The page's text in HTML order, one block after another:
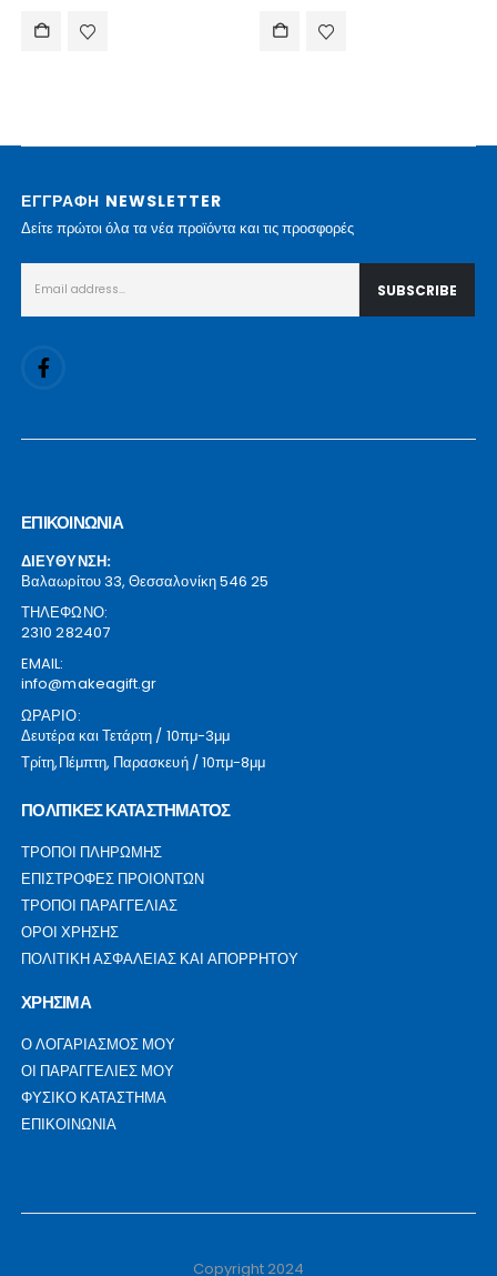
ΕΓΓΡΑΦΗ NEWSLETTER
Δείτε πρώτοι όλα τα νέα προϊόντα και τις προσφορές
ΕΠΙΚΟΙΝΩΝΙΑ
ΔΙΕΥΘΥΝΣΗ:
Βαλαωρίτου 33, Θεσσαλονίκη 546 25
ΤΗΛΕΦΩΝΟ:
2310 282407
EMAIL:
info@makeagift.gr
ΩΡΑΡΙΟ:
Δευτέρα και Τετάρτη / 10πμ-3μμ
Τρίτη,Πέμπτη, Παρασκευή / 10πμ-8μμ
ΠΟΛΙΤΙΚΕΣ ΚΑΤΑΣΤΗΜΑΤΟΣ
ΤΡΟΠΟΙ ΠΛΗΡΩΜΗΣ
ΕΠΙΣΤΡΟΦΕΣ ΠΡΟΙΟΝΤΩΝ
ΤΡΟΠΟΙ ΠΑΡΑΓΓΕΛΙΑΣ
ΟΡΟΙ ΧΡΗΣΗΣ
ΠΟΛΙΤΙΚΗ ΑΣΦΑΛΕΙΑΣ ΚΑΙ ΑΠΟΡΡΗΤΟΥ
ΧΡΗΣΙΜΑ
Ο ΛΟΓΑΡΙΑΣΜΟΣ ΜΟΥ
ΟΙ ΠΑΡΑΓΓΕΛΙΕΣ ΜΟΥ
ΦΥΣΙΚΟ ΚΑΤΑΣΤΗΜΑ
ΕΠΙΚΟΙΝΩΝΙΑ
Copyright 2024